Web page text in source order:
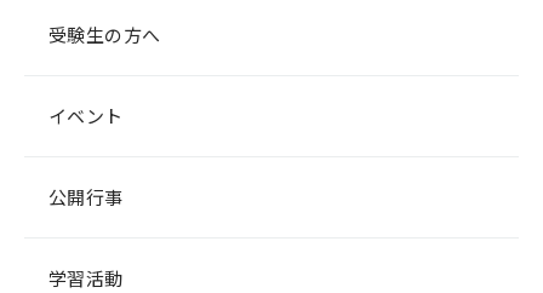
受験生の方へ
イベント
公開行事
学習活動